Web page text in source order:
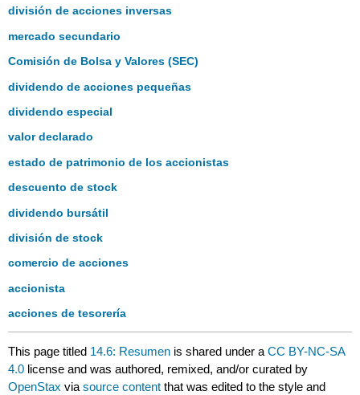
división de acciones inversas
mercado secundario
Comisión de Bolsa y Valores (SEC)
dividendo de acciones pequeñas
dividendo especial
valor declarado
estado de patrimonio de los accionistas
descuento de stock
dividendo bursátil
división de stock
comercio de acciones
accionista
acciones de tesorería
This page titled 14.6: Resumen is shared under aCC BY-NC-SA
4.0 license and was authored, remixed, and/or curated by
OpenStax viasource content that was edited to the style and